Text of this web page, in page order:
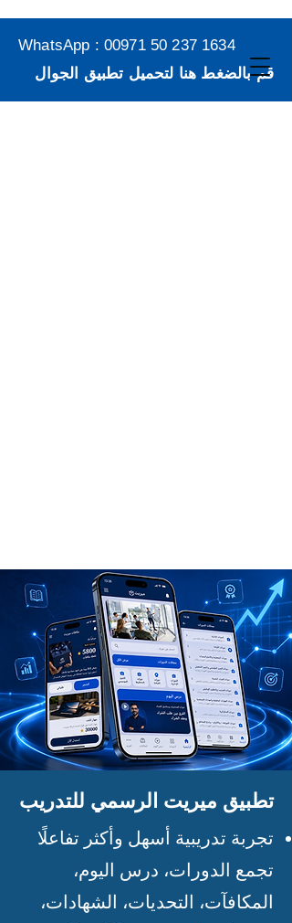
WhatsApp : 00971 50 237 1634
قم بالضغط هنا لتحميل تطبيق الجوال
تطبيق ميريت الرسمي للتدريب
تجربة تدريبية أسهل وأكثر تفاعلًا
تجمع الدورات، درس اليوم،
المكافآت، التحديات، الشهادات،